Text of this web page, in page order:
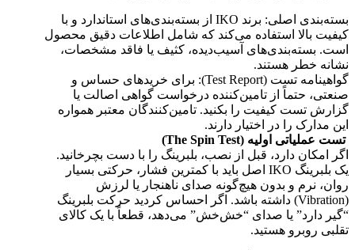
بسته‌بندی اصلی: برند IKO از بسته‌بندی‌های استاندارد و با
کیفیت بالا استفاده می‌کند که شامل اطلاعات دقیق محصول
است. بسته‌بندی‌های آسیب‌دیده، کثیف یا فاقد مشخصات،
نشانه خطر هستند.
گواهینامه تست (Test Report): برای خریدهای حساس و
صنعتی، حتماً از تامین‌کننده درخواست گواهی اصالت یا
گزارش تست کیفیت را بکنید. تامین‌کنندگان معتبر همواره
این مدارک را در اختیار دارند.
تست عملیاتی اولیه (The Spin Test)
اگر امکان دارد، قبل از نصب، بلبرینگ را با دست بچرخانید.
یک بلبرینگ IKO اصل باید با کمترین فشار، حرکتی بسیار
روان، نرم و بدون هیچ‌گونه صدای ناهنجار یا لرزش
(Vibration) داشته باشد. اگر احساس کردید حرکت بلبرینگ
“گیر دارد” یا صدای “خش‌خش” می‌دهد، قطعاً با یک کالای
تقلبی روبرو هستید.